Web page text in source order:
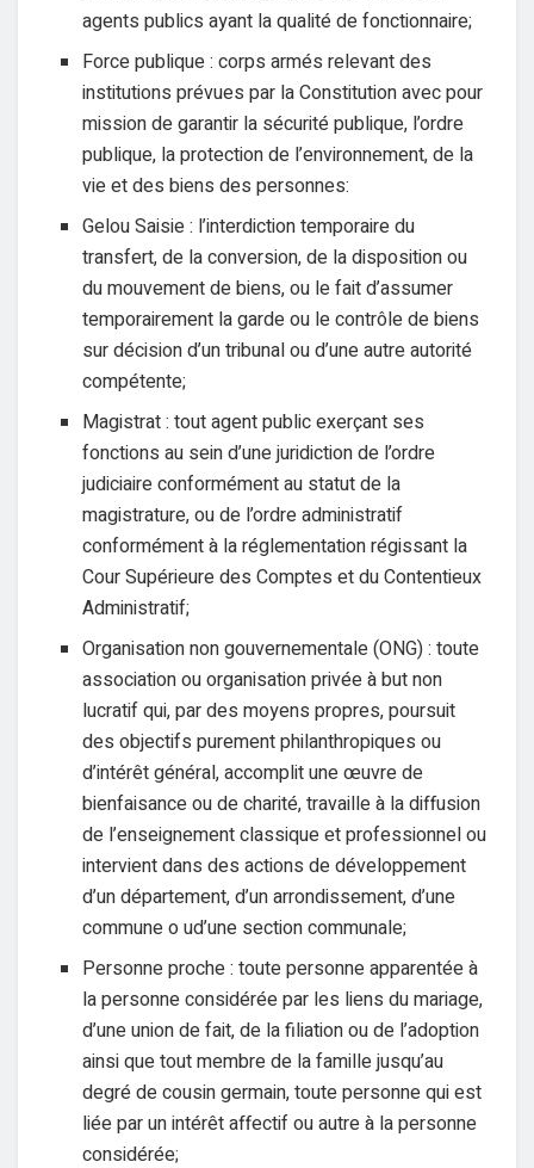
agents publics ayant la qualité de fonctionnaire;
Force publique : corps armés relevant des
institutions prévues par la Constitution avec pour
mission de garantir la sécurité publique, l’ordre
publique, la protection de l’environnement, de la
vie et des biens des personnes:
Gelou Saisie : l’interdiction temporaire du
transfert, de la conversion, de la disposition ou
du mouvement de biens, ou le fait d’assumer
temporairement la garde ou le contrôle de biens
sur décision d’un tribunal ou d’une autre autorité
compétente;
Magistrat : tout agent public exerçant ses
fonctions au sein d’une juridiction de l’ordre
judiciaire conformément au statut de la
magistrature, ou de l’ordre administratif
conformément à la réglementation régissant la
Cour Supérieure des Comptes et du Contentieux
Administratif;
Organisation non gouvernementale (ONG) : toute
association ou organisation privée à but non
lucratif qui, par des moyens propres, poursuit
des objectifs purement philanthropiques ou
d’intérêt général, accomplit une œuvre de
bienfaisance ou de charité, travaille à la diffusion
de l’enseignement classique et professionnel ou
intervient dans des actions de développement
d’un département, d’un arrondissement, d’une
commune o ud’une section communale;
Personne proche : toute personne apparentée à
la personne considérée par les liens du mariage,
d’une union de fait, de la filiation ou de l’adoption
ainsi que tout membre de la famille jusqu’au
degré de cousin germain, toute personne qui est
liée par un intérêt affectif ou autre à la personne
considérée;